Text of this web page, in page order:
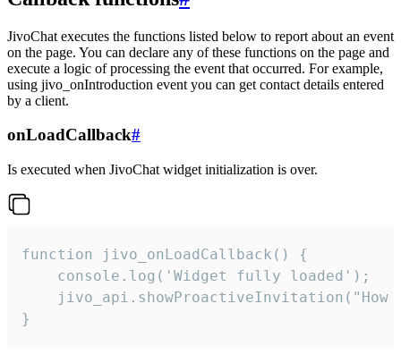
JivoChat executes the functions listed below to report about an event
on the page. You can declare any of these functions on the page and
execute a logic of processing the event that occurred. For example,
using jivo_onIntroduction event you can get contact details entered
by a client.
onLoadCallback#
Is executed when JivoChat widget initialization is over.
function jivo_onLoadCallback() {
    console.log('Widget fully loaded');
jivo_api.showProactiveInvitation("How
}